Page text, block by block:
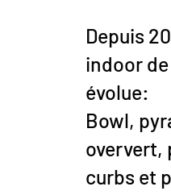
Depuis
indoor
évolue:
Bowl,
oververt,
curbs et